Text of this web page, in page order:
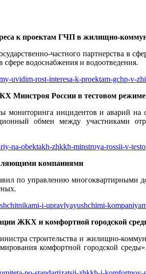
к проектам ГЧП в жилищно-
частного партнерства в
водоснабжения и водоотведения.
uvidim-rost-interesa-k-proektam-gchp-v-
Минстроя России в тестовом
мониторинга инцидентов и
обмен между участниками
na-obektakh-zhkkh-minstroya-rossii-v-
компаниями
по управлению многоквартирными
i-upravlyayushchimi-
ЖКХ и комфортной городской
строительства и жилищно-
комфортной городской